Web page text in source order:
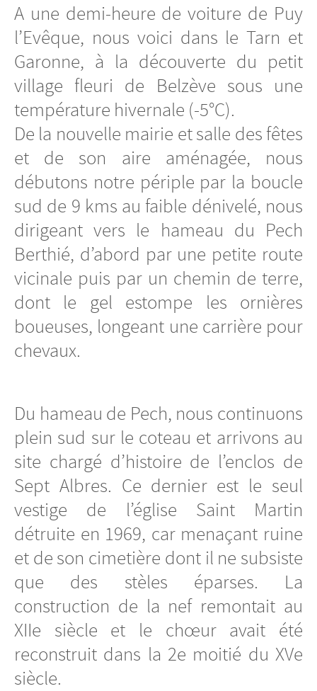
A une demi-heure de voiture de Puy
l’Evêque, nous voici dans le Tarn et
Garonne, à la découverte du petit
village fleuri de Belzève sous une
température hivernale (-5°C).
De la nouvelle mairie et salle des fêtes
et de son aire aménagée, nous
débutons notre périple par la boucle
sud de 9 kms au faible dénivelé, nous
dirigeant vers le hameau du Pech
Berthié, d’abord par une petite route
vicinale puis par un chemin de terre,
dont le gel estompe les ornières
boueuses, longeant une carrière pour
chevaux.
Du hameau de Pech, nous continuons
plein sud sur le coteau et arrivons au
site chargé d’histoire de l’enclos de
Sept Albres. Ce dernier est le seul
vestige de l’église Saint Martin
détruite en 1969, car menaçant ruine
et de son cimetière dont il ne subsiste
que des stèles éparses. La
construction de la nef remontait au
XIIe siècle et le chœur avait été
reconstruit dans la 2e moitié du XVe
siècle.